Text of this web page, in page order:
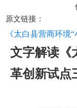
原文链接：
文字解读《
革创新试点